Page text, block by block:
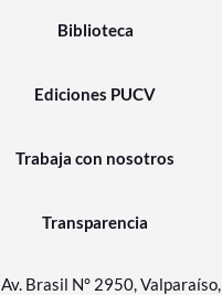
Biblioteca
Ediciones PUCV
Trabaja con nosotros
Transparencia
Av. Brasil N° 2950, Valparaíso,